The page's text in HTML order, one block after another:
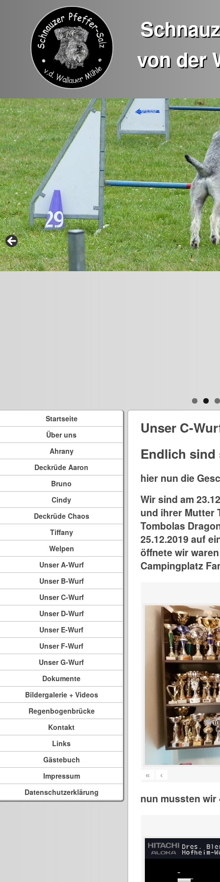
von der
Startseite
Über uns
Ahrany
Deckrüde Aaron
Bruno
Cindy
Deckrüde Chaos
Tiffany
Welpen
Unser A-Wurf
Unser B-Wurf
Unser C-Wurf
Unser D-Wurf
Unser E-Wurf
Unser F-Wurf
Unser G-Wurf
Dokumente
Bildergalerie + Videos
Regenbogenbrücke
Kontakt
Links
Gästebuch
Impressum
Datenschutzerklärung
Unser C-
Endlich sind
hier nun die
Wir sind am
und ihrer Mutter
Tombolas
25.12.2019 auf
öffnete wir
Campingplatz
« ‹
nun mussten wir